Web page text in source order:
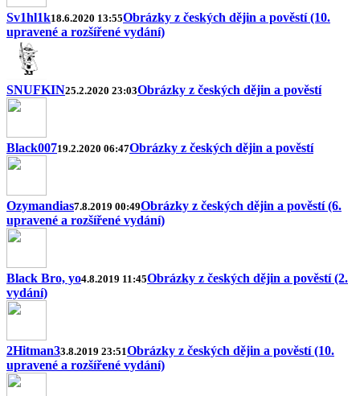
Sv1hl1k18.6.2020 13:55Obrázky z českých dějin a pověstí (10.
upravené a rozšířené vydání)
SNUFKIN25.2.2020 23:03Obrázky z českých dějin a pověstí
Black00719.2.2020 06:47Obrázky z českých dějin a pověstí
Ozymandias7.8.2019 00:49Obrázky z českých dějin a pověstí (6.
upravené a rozšířené vydání)
Black Bro, yo4.8.2019 11:45Obrázky z českých dějin a pověstí (2.
vydání)
2Hitman33.8.2019 23:51Obrázky z českých dějin a pověstí (10.
upravené a rozšířené vydání)